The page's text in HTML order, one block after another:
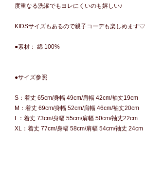
度重なる洗濯でもヨレにくいのも嬉しい♪
KIDSサイズもあるので親子コーデも楽しめます♡
●素材： 綿 100%
●サイズ参照
S：着丈 65cm/身幅 49cm/肩幅 42cm/袖丈19cm
M：着丈 69cm/身幅 52cm/肩幅 46cm/袖丈20cm
L：着丈 73cm/身幅 55cm/肩幅 50cm/袖丈22cm
XL：着丈 77cm/身幅 58cm/肩幅 54cm/袖丈 24cm